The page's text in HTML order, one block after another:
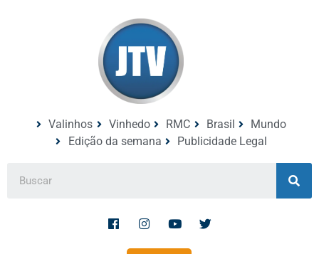
Valinhos Vinhedo RMC Brasil
Mundo
Edição da semana
Publicidade Legal